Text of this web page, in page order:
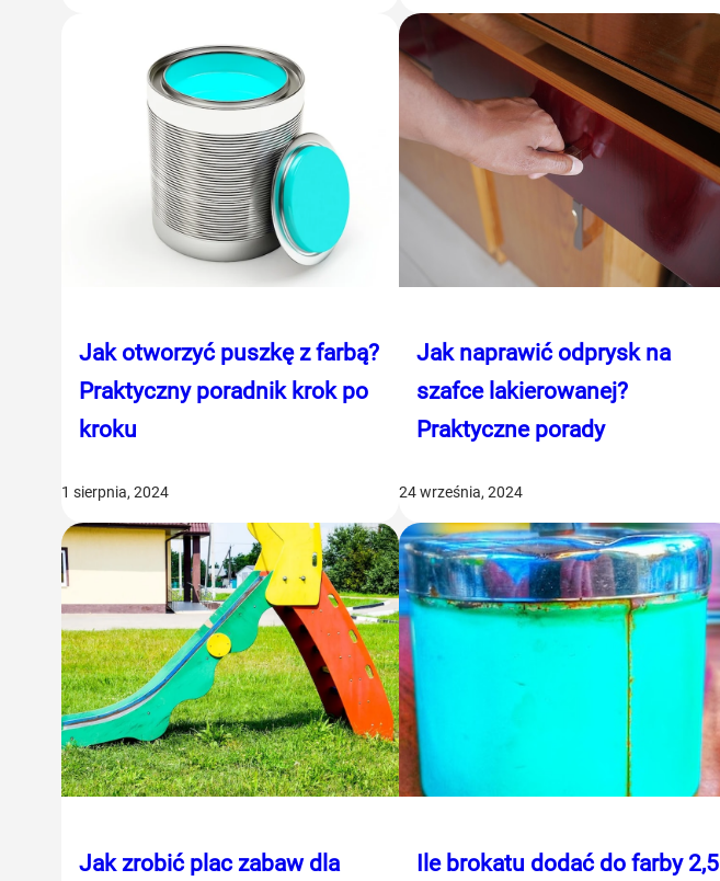
Jak otworzyć puszkę z farbą?
Praktyczny poradnik krok po
kroku
1 sierpnia, 2024
Jak naprawić odprysk na
szafce lakierowanej?
Praktyczne porady
24 września, 2024
Jak zrobić plac zabaw dla
Ile brokatu dodać do farby 2,5